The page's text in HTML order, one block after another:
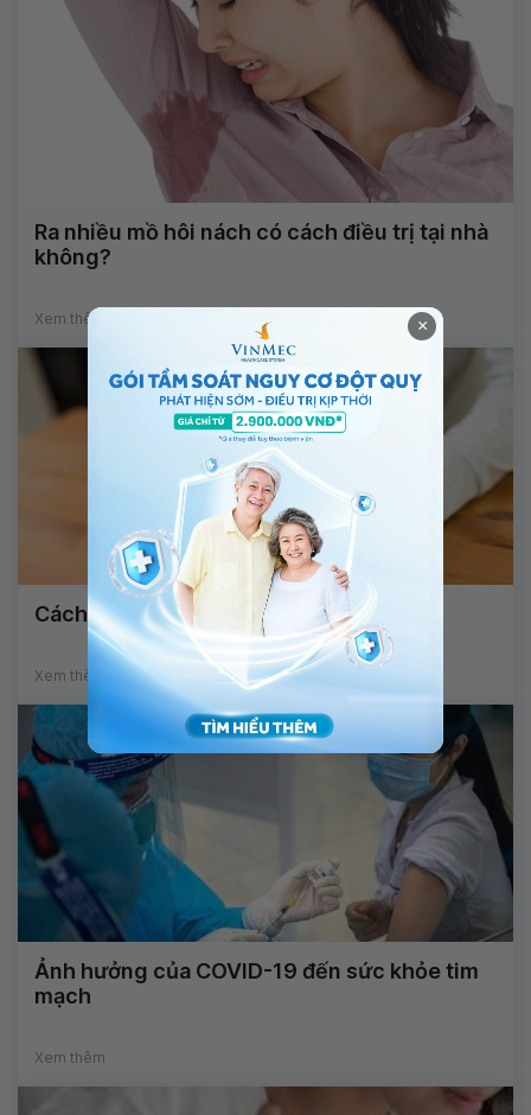
Ra nhiều mồ hôi nách có cách điều trị tại nhà
không?
Xem thêm
Cách giảm ra mồ hôi tay chân
Xem thêm
Ảnh hưởng của COVID-19 đến sức khỏe tim
mạch
Xem thêm
×